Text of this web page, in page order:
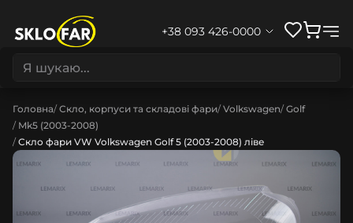
+38 093 426-0000
Головна Скло, корпуси та складові фари Volkswagen Golf
Mk5 (2003-2008)
Скло фари VW Volkswagen Golf 5 (2003-2008) ліве